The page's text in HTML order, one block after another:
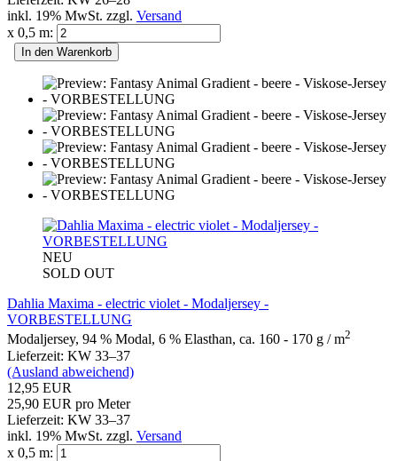
inkl. 19% MwSt. zzgl. Versand
x 0,5 m:
In den Warenkorb
NEU
SOLD OUT
Dahlia Maxima - electric violet - Modaljersey -
VORBESTELLUNG
Modaljersey, 94 % Modal, 6 % Elasthan, ca. 160 - 170 g / m2
Lieferzeit: KW 33–37
(Ausland abweichend)
12,95 EUR
25,90 EUR pro Meter
Lieferzeit: KW 33–37
inkl. 19% MwSt. zzgl. Versand
x 0,5 m: